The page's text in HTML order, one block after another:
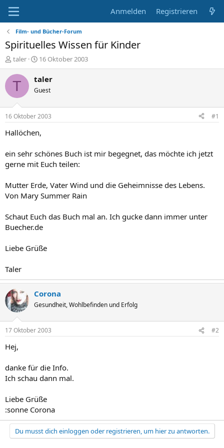
Anmelden Registrieren
Film- und Bücher-Forum
Spirituelles Wissen für Kinder
E
r
s
e
r
taler
E
r
s
e
l
t
a
m
16 Oktober 2003
T taler
Guest
16 Oktober 2003 #1
Hallöchen,
ein sehr schönes Buch ist mir begegnet, das möchte ich jetzt
gerne mit Euch teilen:
Mutter Erde, Vater Wind und die Geheimnisse des Lebens.
Von Mary Summer Rain
Schaut Euch das Buch mal an. Ich gucke dann immer unter
Buecher.de
Liebe Grüße
Taler
Corona
Gesundheit, Wohlbefinden und Erfolg
17 Oktober 2003 #2
Hej,
danke für die Info.
Ich schau dann mal.
Liebe Grüße
:sonne Corona
Du musst dich einloggen oder registrieren, um hier zu antworten.